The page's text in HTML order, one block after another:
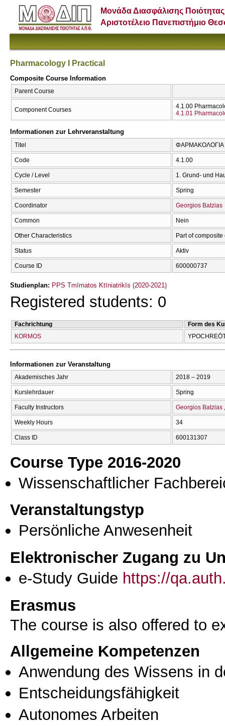
Μονάδα Διασφάλισης Ποιότητας
Αριστοτέλειο Πανεπιστήμιο
Pharmacology I Practical
Composite Course Information
Parent Course
Component Courses
4.1.00
4.1.01
Informationen zur Lehrveranstaltung
Titel ΦΑΡΜΑΚΟΛΟΓΙΑ
Code 4.1.00
Cycle / Level 1. Grund- und
Semester Spring
Coordinator Georgios Batzias
Common Nein
Other Characteristics Part of composite
Status Aktiv
Course ID 600000737
Studienplan: PPS Tmīmatos Ktīniatrikīs (2020-2021)
Registered students: 0
Fachrichtung
Form des
KORMOS
Informationen zur Veranstaltung
Akademisches Jahr 2018 – 2019
Kurslehrdauer Spring
Faculty Instructors Georgios Batzias
Weekly Hours 34
Class ID 600131307
Course Type 2016-2020
Wissenschaftlicher
Veranstaltungstyp
Persönliche Anwesenheit
Elektronischer Zugang zu
e-Study Guide https://
Erasmus
The course is also offered to
Allgemeine Kompetenzen
Anwendung des Wissens in
Entscheidungsfähigkeit
Autonomes Arbeiten